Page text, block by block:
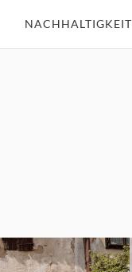
NACHHALTIGKEIT